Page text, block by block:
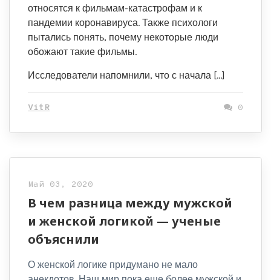
относятся к фильмам-катастрофам и к
пандемии коронавируса. Также психологи
пытались понять, почему некоторые люди
обожают такие фильмы.
Исследователи напомнили, что с начала […]
VitR 0
Май 03, 2020
В чем разница между мужской
и женской логикой — ученые
объяснили
О женской логике придумано не мало